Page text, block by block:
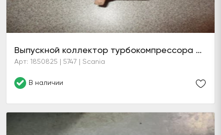
Выпускной коллектор турбокомпрессора DC12 EGR
Арт: 1850825 | 5747 | Scania
В наличии